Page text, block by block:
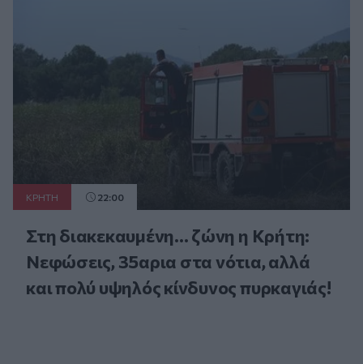
ΚΡΗΤΗ 22:00
Στη διακεκαυμένη... ζώνη η Κρήτη:
Νεφώσεις, 35αρια στα νότια, αλλά
και πολύ υψηλός κίνδυνος πυρκαγιάς!